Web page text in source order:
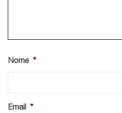
Nome *
Email *